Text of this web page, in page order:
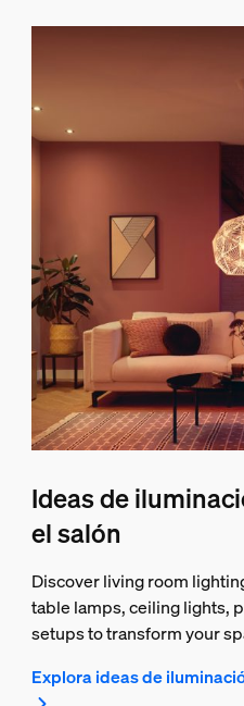
Ideas de
el salón
Discover living room
table lamps, ceiling lights,
setups to transform your
Explora ideas de